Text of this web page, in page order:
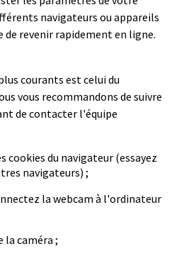
navigateurs ou appareils
revenir rapidement en ligne.
courants est celui du
vous recommandons de suivre
de contacter l'équipe
cookies du navigateur (essayez
navigateurs) ;
la webcam à l'ordinateur
la caméra ;